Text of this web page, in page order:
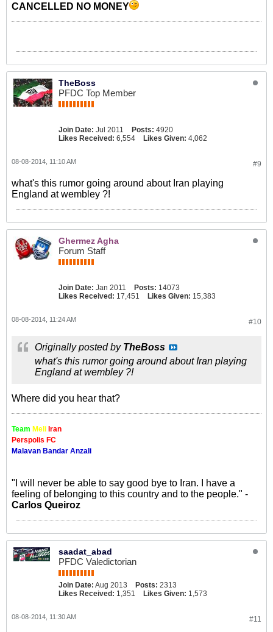
CANCELLED NO MONEY
TheBoss
PFDC Top Member
Join Date: Jul 2011 Posts: 4920
Likes Received: 6,554 Likes Given: 4,062
#9
08-08-2014, 11:10 AM
what's this rumor going around about Iran playing
England at wembley ?!
Ghermez Agha
Forum Staff
Join Date: Jan 2011 Posts: 14073
Likes Received: 17,451 Likes Given: 15,383
#10
08-08-2014, 11:24 AM
Originally posted by TheBoss
what's this rumor going around about Iran playing
England at wembley ?!
Where did you hear that?
Team Meli Iran
Perspolis FC
Malavan Bandar Anzali
"I will never be able to say good bye to Iran. I have a
feeling of belonging to this country and to the people." -
Carlos Queiroz
saadat_abad
PFDC Valedictorian
Join Date: Aug 2013 Posts: 2313
Likes Received: 1,351 Likes Given: 1,573
#11
08-08-2014, 11:30 AM